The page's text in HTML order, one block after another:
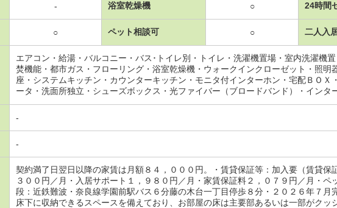
- 浴室乾燥機 ○ 24時間
○ ペット相談可 ○ 二人入
エアコン・給湯・バルコニー・バス･トイレ別・トイレ・洗濯機置場・室内洗濯機
焚機能・都市ガス・フローリング・浴室乾燥機・ウォークインクローゼット・照明
座・システムキッチン・カウンターキッチン・モニタ付インターホン・宅配ＢＯＸ
ータ・洗面所独立・シューズボックス・光ファイバー（ブロードバンド）・イン
-
-
契約満了日翌日以降の家賃は月額８４，０００円。・賃貸保証等：加入要（賃貸保
３００円／月・入居サポート１，９８０円／月・家賃保証料２，０７９円／月・
段：近鉄難波・奈良線学園前駅バス６分藤の木台一丁目停歩８分・２０２６年７月
床下に収納できるスペースを備えており、お部屋の床は主要部あるいは一部がク